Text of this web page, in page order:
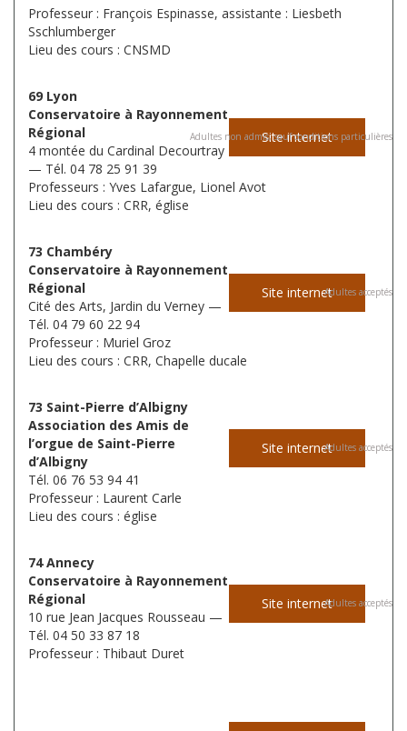
Professeur : François Espinasse, assistante : Liesbeth
Sschlumberger
Lieu des cours : CNSMD
Site internet
69 Lyon
Conservatoire à Rayonnement
Régional
4 montée du Cardinal Decourtray
— Tél. 04 78 25 91 39
Professeurs : Yves Lafargue, Lionel Avot
Lieu des cours : CRR, église
Adultes non admis, sauf conditions particulières
Site internet
73 Chambéry
Conservatoire à Rayonnement
Régional
Cité des Arts, Jardin du Verney —
Tél. 04 79 60 22 94
Professeur : Muriel Groz
Lieu des cours : CRR, Chapelle ducale
Adultes acceptés
Site internet
73 Saint-Pierre d’Albigny
Association des Amis de
l’orgue de Saint-Pierre
d’Albigny
Tél. 06 76 53 94 41
Professeur : Laurent Carle
Lieu des cours : église
Adultes acceptés
Site internet
74 Annecy
Conservatoire à Rayonnement
Régional
10 rue Jean Jacques Rousseau —
Tél. 04 50 33 87 18
Professeur : Thibaut Duret
Adultes acceptés